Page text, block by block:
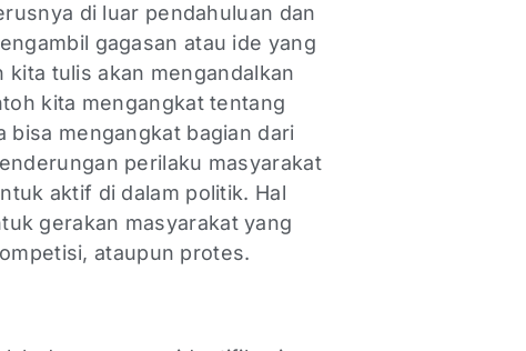
di luar pendahuluan dan
gagasan atau ide yang
tulis akan mengandalkan
kita mengangkat tentang
bisa mengangkat bagian dari
perilaku masyarakat
aktif di dalam politik. Hal
gerakan masyarakat yang
ataupun protes.